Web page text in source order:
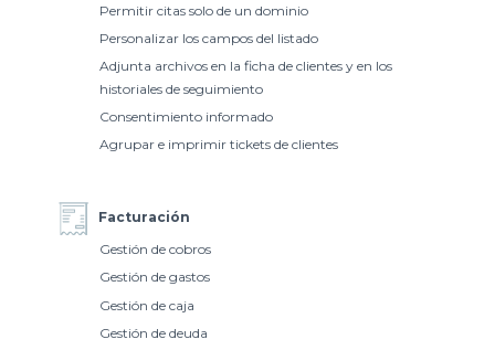
Permitir citas solo de un dominio
Personalizar los campos del listado
Adjunta archivos en la ficha de clientes y en los
historiales de seguimiento
Consentimiento informado
Agrupar e imprimir tickets de clientes
Facturación
Gestión de cobros
Gestión de gastos
Gestión de caja
Gestión de deuda